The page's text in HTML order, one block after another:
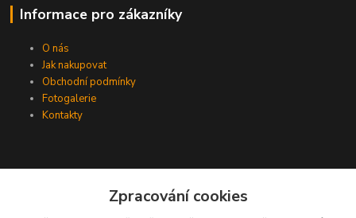
Informace pro zákazníky
O nás
Jak nakupovat
Obchodní podmínky
Fotogalerie
Kontakty
Zpracování cookies